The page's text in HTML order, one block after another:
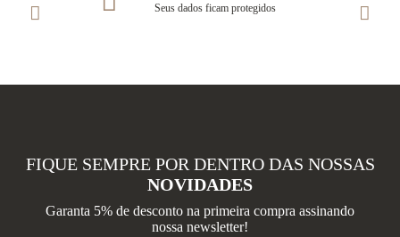
Seus dados ficam protegidos
FIQUE SEMPRE POR DENTRO DAS NOSSAS
NOVIDADES
Garanta 5% de desconto na primeira compra assinando
nossa newsletter!